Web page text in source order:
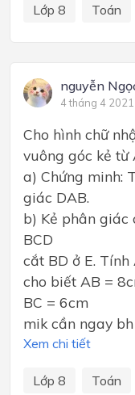
Lớp 8 Toán
nguyễn
4 tháng 4
Cho hình chữ
vuông góc kẻ từ
a) Chứng minh:
giác DAB.
b) Kẻ phân giác
BCD
cắt BD ở E.
cho biết AB =
BC = 6cm
mik cần ngay
Xem chi tiết
Lớp 8 Toán